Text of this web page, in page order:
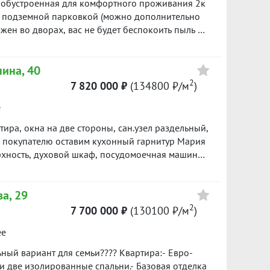
сад, Преображенский парк, через
Полный пакет документов,
сделки: -опытным агентом и юристом-
сделки от агентства "БК_НЕДВИЖИМОСТЬ". ID
для комфортного проживания 2к
парковкой (можно дополнительно
во дворах, вас не будет беспокоить пыль и
числе входная сейф-дверь, дополнительно
качественные отделочные материалы, в
на две стороны, что особенно хорошо,
наслаждаться свежестью!
разнесенные друг от друга,
прихожая, много мест для хранения. Вы также
в шаговой доступности магазины, банки,
школы, торговый центр с
зоны для прогулок, аллеи, парк
До остановочного комплекса несколько
Жить в такой квартире
40
7 820 000 ₽ (134800 ₽/м2)
окна на две стороны, сан.узел раздельный,
оставим кухонный гарнитур Мария
духовой шкаф, посудомоечная машина,
Рядом школа №23, остановка общественного
29
7 700 000 ₽ (130100 ₽/м2)
вариант для семьи???? Квартира:- Евро-
две изолированные спальни.- Базовая отделка